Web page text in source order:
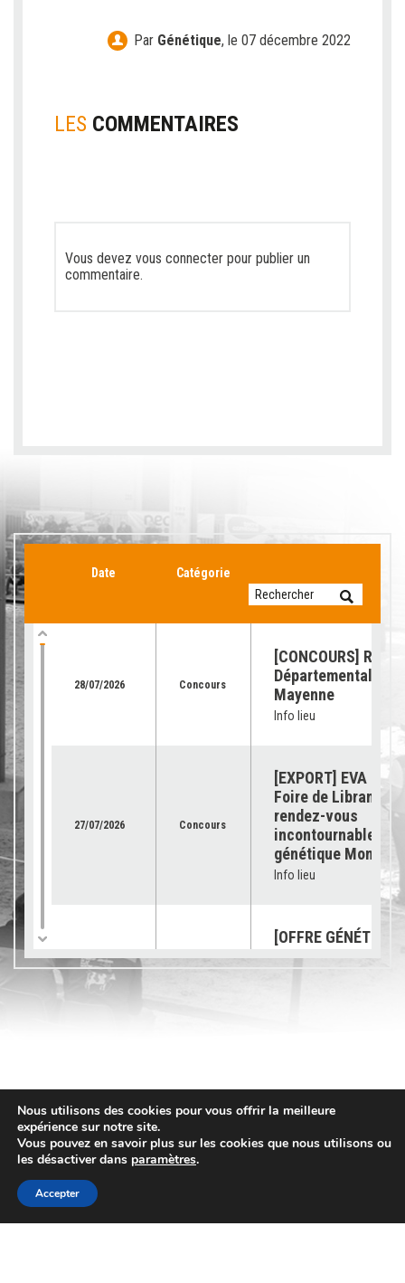
Par Génétique, le 07 décembre 2022
LES COMMENTAIRES
Vous devez vous connecter pour publier un
commentaire.
Date Catégorie
28/07/2026 Concours
[CONCOURS]
Départemental de
Mayenne
Info lieu
27/07/2026 Concours
[EXPORT] EVA
Foire de Libramont
rendez-vous
incontournable
génétique
Info lieu
23/07/2026 Génétique
[OFFRE
catalogue 2026 est
disponible !
équipements »
02/07/2026 Génétique
Nous utilisons des cookies pour vous offrir la meilleure
expérience sur notre site.
Vous pouvez en savoir plus sur les cookies que nous utilisons ou
les désactiver dans paramètres.
Accepter